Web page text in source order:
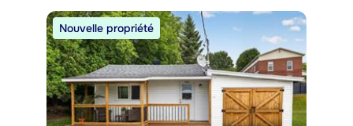
Nouvelle propriété